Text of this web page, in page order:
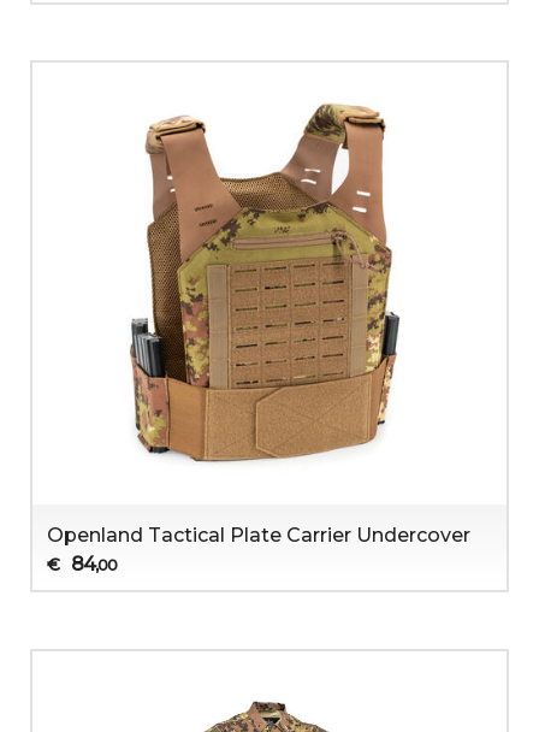
Openland Tactical Plate Carrier Undercover
€ 84,00